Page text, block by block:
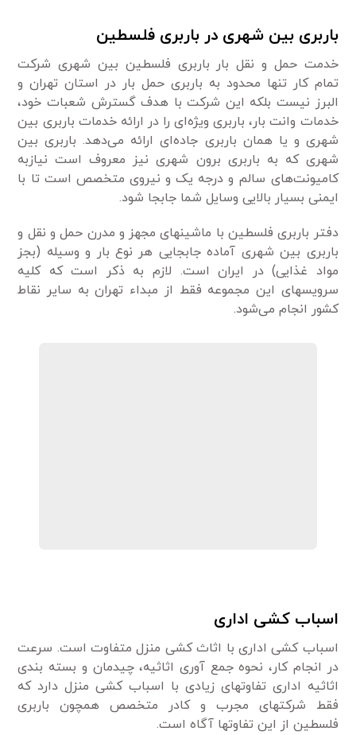
باربری بین شهری در باربری فلسطین
خدمت حمل و نقل بار باربری فلسطین بین شهری شرکت
تمام کار تنها محدود به باربری حمل بار در استان تهران و
البرز نیست بلکه این شرکت با هدف گسترش شعبات خود،
خدمات وانت بار، باربری ویژه‌ای را در ارائه خدمات باربری بین
شهری و یا همان باربری جاده‌ای ارائه می‌دهد. باربری بین
شهری که به باربری برون شهری نیز معروف است نیازبه
کامیونت‌های سالم و درجه یک و نیروی متخصص است تا با
ایمنی بسیار بالایی وسایل شما جابجا شود.
دفتر باربری فلسطین با ماشینهای مجهز و مدرن حمل و نقل و
باربری بین شهری آماده جابجایی هر نوع بار و وسیله (بجز
مواد غذایی) در ایران است. لازم به ذکر است که کلیه
سرویسهای این مجموعه فقط از مبداء تهران به سایر نقاط
کشور انجام می‌شود.
اسباب کشی اداری
اسباب کشی اداری با اثاث کشی منزل متفاوت است. سرعت
در انجام کار، نحوه جمع آوری اثاثیه، چیدمان و بسته بندی
اثاثیه اداری تفاوتهای زیادی با اسباب کشی منزل دارد که
فقط شرکتهای مجرب و کادر متخصص همچون باربری
فلسطین از این تفاوتها آگاه است.